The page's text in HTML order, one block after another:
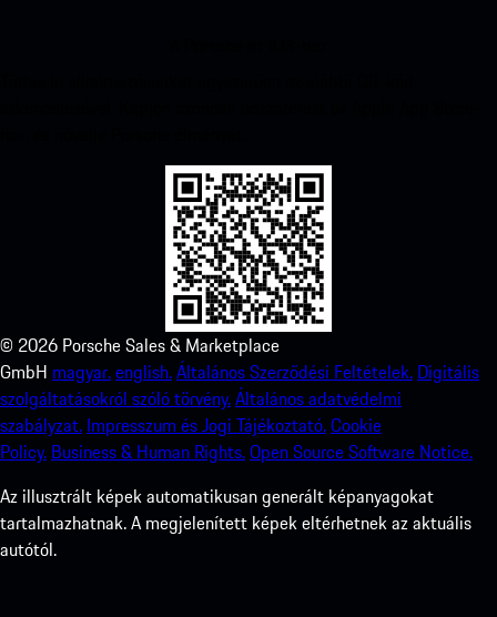
© 2026 Porsche Sales & Marketplace
GmbH magyar.english.Általános Szerződési Feltételek. Digitális
szolgáltatásokról szóló törvény.Általános adatvédelmi
szabályzat. Impresszum és Jogi Tájékoztató.Cookie
Policy. Business & Human Rights.Open Source Software Notice.
Az illusztrált képek automatikusan generált képanyagokat
tartalmazhatnak. A megjelenített képek eltérhetnek az aktuális
autótól.